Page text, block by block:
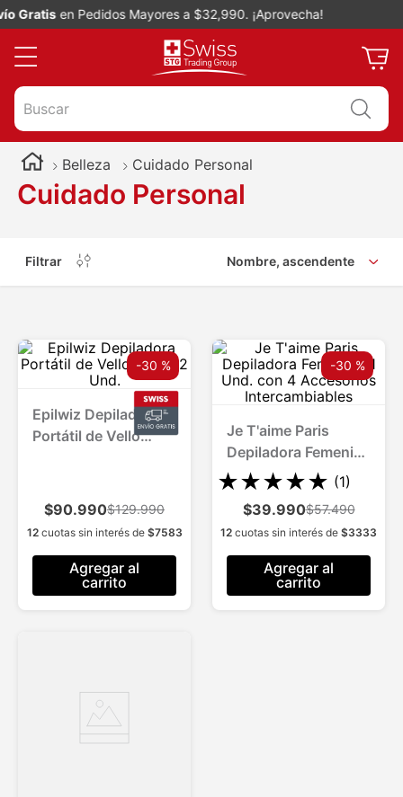
Gratisen Pedidos Mayores a $32,990. ¡Aprovecha!
Buscar
Belleza Cuidado Personal
Cuidado Personal
Filtrar Nombre, ascendente
-30 %
Epilwiz Depiladora
Portátil de Vello
$90.990$129.990
12cuotas sin interés de $7583
Agregar al
carrito
-30 %
Je T'aime Paris
Depiladora Femenina
1 Und. con 4
Accesorios
Intercambiables
★★★★★ (1)
$39.990$57.490
12 cuotas sin interés de $3333
Agregar al
carrito